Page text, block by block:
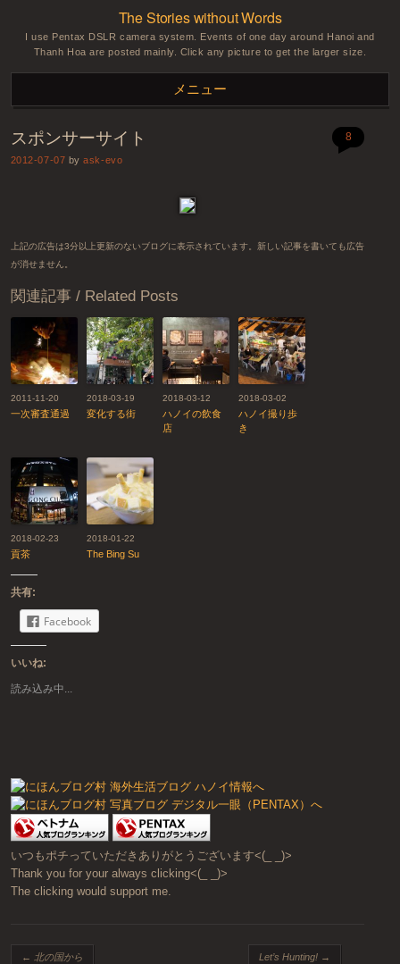
The Stories without Words
I use Pentax DSLR camera system. Events of one day around Hanoi and
Thanh Hoa are posted mainly. Click any picture to get the larger size.
メニュー
コンテンツへスキップ
スポンサーサイト
2012-07-07 byask-evo
8
上記の広告は3分以上更新のないブログに表示されています。新しい記事を書いても広告
が消せません。
関連記事 / Related Posts
2011-11-20
一次審査通過
2018-03-19
変化する街
2018-03-12
ハノイの飲食
店
2018-03-02
ハノイ撮り歩
き
2018-02-23
貢茶
2018-01-22
The Bing Su
共有:
Facebook
いいね:
読み込み中...
いつもポチっていただきありがとうございます<(_ _)>
Thank you for your always clicking<(_ _)>
The clicking would support me.
投稿ナビゲーション
← 北の国から Let’s Hunting! →